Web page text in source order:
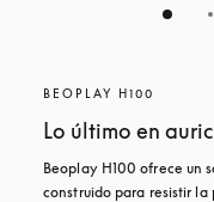
BEOPLAY H100
Lo último en
Beoplay H100 ofrece un
construido para resistir la